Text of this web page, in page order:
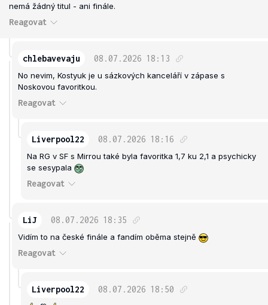
nemá žádný titul - ani finále.
Reagovat
chlebavevaju 08.07.2026 18:13
No nevim, Kostyuk je u sázkových kanceláří v zápase s
Noskovou favoritkou.
Reagovat
Liverpool22 08.07.2026 18:16
Na RG v SF s Mirrou také byla favoritka 1,7 ku 2,1 a psychicky
se sesypala
Reagovat
LiJ 08.07.2026 18:35
Vidím to na české finále a fandím oběma stejně
Reagovat
Liverpool22 08.07.2026 18:50